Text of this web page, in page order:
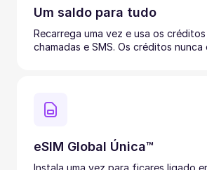
Um saldo para tudo
Recarrega uma vez e usa os
chamadas e SMS. Os créditos nunca
eSIM Global Única™
Instala uma vez para ficares ligado